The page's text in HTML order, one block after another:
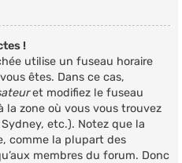
!
utilise un fuseau horaire
êtes. Dans ce cas,
et modifiez le fuseau
la zone où vous vous trouvez
etc.). Notez que la
comme la plupart des
membres du forum. Donc